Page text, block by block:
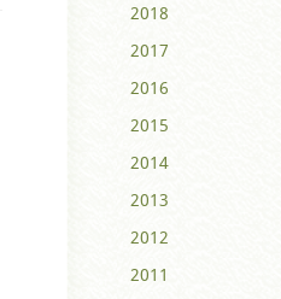
2018
2017
2016
2015
2014
2013
2012
2011